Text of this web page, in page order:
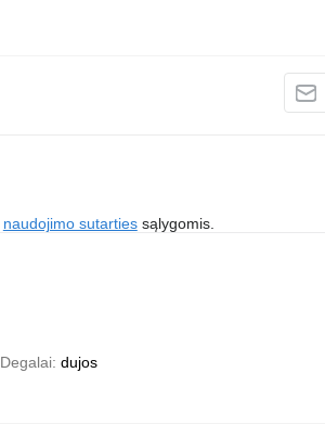
naudojimo sutartiessąlygomis.
Degalai dujos